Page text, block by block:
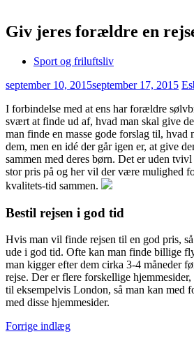
Giv jeres forældre en
Sport og friluftsliv
september 10, 2015september 17, 2015
I forbindelse med at ens har forældre
svært at finde ud af, hvad man skal give
man finde en masse gode forslag til, hvad
dem, men en idé der går igen er, at give
sammen med deres børn. Det er uden
stor pris på og her vil der være mulighed
kvalitets-tid sammen.
Bestil rejsen i god tid
Hvis man vil finde rejsen til en god pris,
ude i god tid. Ofte kan man finde billige
man kigger efter dem cirka 3-4 måneder
rejse. Der er flere forskellige
til eksempelvis London, så man kan med
med disse hjemmesider.
Indlægsnavigation
Forrige indlæg